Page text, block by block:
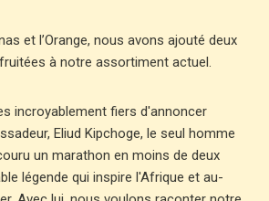
et l’Orange, nous avons ajouté deux
à notre assortiment actuel.
incroyablement fiers d'annoncer
Eliud Kipchoge, le seul homme
un marathon en moins de deux
légende qui inspire l'Afrique et au-